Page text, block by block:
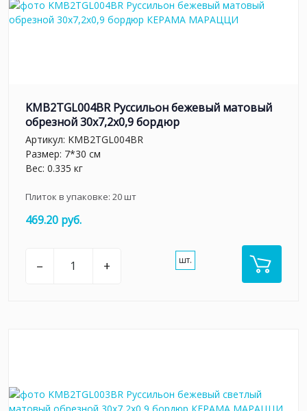
KMB2TGL004BR Руссильон бежевый матовый
обрезной 30x7,2x0,9 бордюр
Артикул: KMB2TGL004BR
Размер: 7*30 см
Вес: 0.335 кг
Плиток в упаковке: 20шт
469.20 руб.
– + шт.